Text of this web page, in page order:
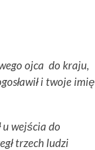
ojca do kraju,
i twoje imię
u wejścia do
trzech ludzi